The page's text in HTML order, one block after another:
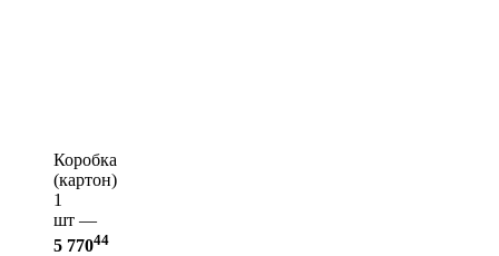
Коробка
(картон)
1
шт —
5 77044